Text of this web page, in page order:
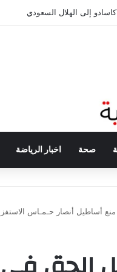
يتمسك باستمرار سكالوني مع
صحة اخبار الرياضة
منع أساطيل أنصار حـمـاس